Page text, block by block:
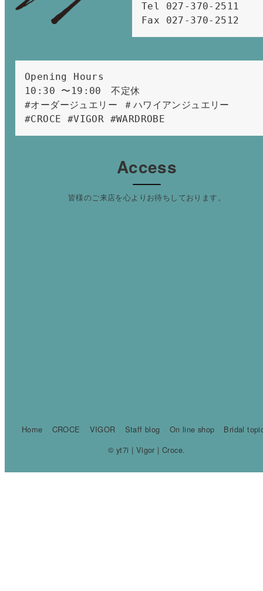
Tel 027-370-2511
Fax 027-370-2512
Opening Hours
10:30 〜19:00　不定休
#オーダージュエリー ＃ハワイアンジュエリー
#CROCE #VIGOR #WARDROBE
Access
皆様のご来店を心よりお待ちしております。
Home CROCE VIGOR Staff blog On line shop
Bridal
© yt7i | Vigor | Croce.